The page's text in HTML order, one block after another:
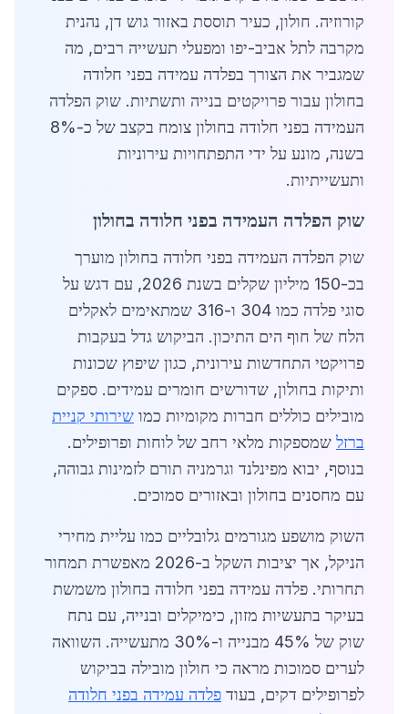
קורוזיה. חולון, כעיר תוססת באזור גוש דן, נהנית
מקרבה לתל אביב-יפו ומפעלי תעשייה רבים, מה
שמגביר את הצורך בפלדה עמידה בפני חלודה
בחולון עבור פרויקטים בנייה ותשתיות. שוק הפלדה
העמידה בפני חלודה בחולון צומח בקצב של כ-8%
בשנה, מונע על ידי התפתחויות עירוניות
ותעשייתיות.
שוק הפלדה העמידה בפני חלודה בחולון
שוק הפלדה העמידה בפני חלודה בחולון מוערך
בכ-150 מיליון שקלים בשנת 2026, עם דגש על
סוגי פלדה כמו 304 ו-316 שמתאימים לאקלים
הלח של חוף הים התיכון. הביקוש גדל בעקבות
פרויקטי התחדשות עירונית, כגון שיפוץ שכונות
ותיקות בחולון, שדורשים חומרים עמידים. ספקים
מובילים כוללים חברות מקומיות כמו שירותי קניית
ברזל שמספקות מלאי רחב של לוחות ופרופילים.
בנוסף, יבוא מפינלנד וגרמניה תורם לזמינות גבוהה,
עם מחסנים בחולון ובאזורים סמוכים.
השוק מושפע מגורמים גלובליים כמו עליית מחירי
הניקל, אך יציבות השקל ב-2026 מאפשרת תמחור
תחרותי. פלדה עמידה בפני חלודה בחולון משמשת
בעיקר בתעשיות מזון, כימיקלים ובנייה, עם נתח
שוק של 45% מבנייה ו-30% מתעשייה. השוואה
לערים סמוכות מראה כי חולון מובילה בביקוש
לפרופילים דקים, בעוד פלדה עמידה בפני חלודה